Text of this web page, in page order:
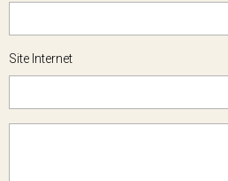
Site Internet